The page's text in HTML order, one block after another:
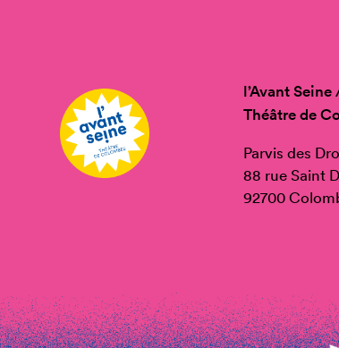
l’Avant Seine
Théâtre de
Parvis des
88 rue Saint
92700